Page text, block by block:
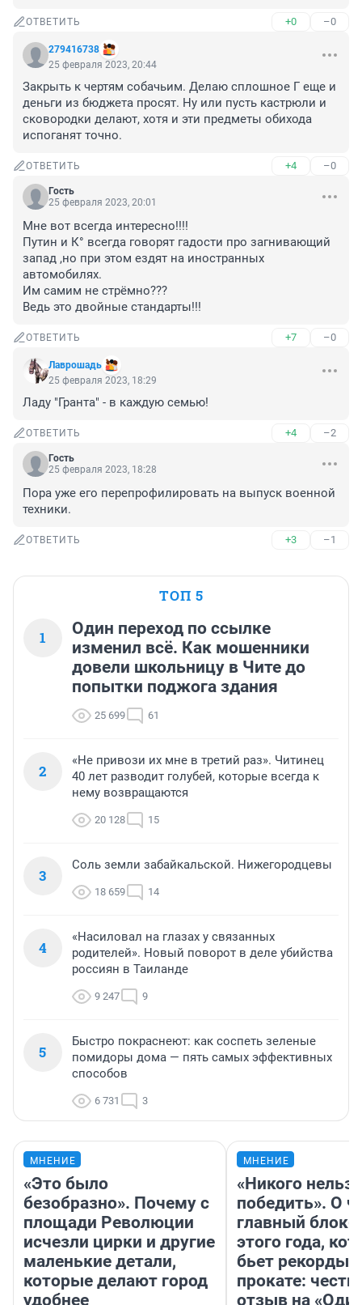
ОТВЕТИТЬ +0 –0
279416738
25 февраля 2023, 20:44
Закрыть к чертям собачьим. Делаю сплошное Г еще и
деньги из бюджета просят. Ну или пусть кастрюли и
сковородки делают, хотя и эти предметы обихода
испоганят точно.
ОТВЕТИТЬ +4 –0
Гость
25 февраля 2023, 20:01
Мне вот всегда интересно!!!!
Путин и К° всегда говорят гадости про загнивающий
запад ,но при этом ездят на иностранных
автомобилях.
Им самим не стрёмно???
Ведь это двойные стандарты!!!
ОТВЕТИТЬ +7 –0
Лаврошадь
25 февраля 2023, 18:29
Ладу "Гранта" - в каждую семью!
ОТВЕТИТЬ +4 –2
Гость
25 февраля 2023, 18:28
Пора уже его перепрофилировать на выпуск военной
техники.
ОТВЕТИТЬ +3 –1
ТОП 5
1
Один переход по ссылке
изменил всё. Как мошенники
довели школьницу в Чите до
попытки поджога здания
25 699 61
2
«Не привози их мне в третий раз». Читинец
40 лет разводит голубей, которые всегда к
нему возвращаются
20 128 15
3
Соль земли забайкальской. Нижегородцевы
18 659 14
4
«Насиловал на глазах у связанных
родителей». Новый поворот в деле убийства
россиян в Таиланде
9 247 9
5
Быстро покраснеют: как соспеть зеленые
помидоры дома — пять самых эффективных
способов
6 731 3
МНЕНИЕ
«Это было
безобразно». Почему с
площади Революции
исчезли цирки и другие
маленькие детали,
которые делают город
удобнее
МНЕНИЕ
«Никого нельзя
победить». О
главный
этого года,
бьет рекорды в
прокате:
отзыв на